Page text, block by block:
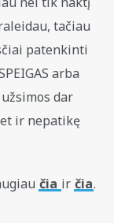
tačiau
patenkinti
arba
dar
ir nepatikę
čia ir čia.